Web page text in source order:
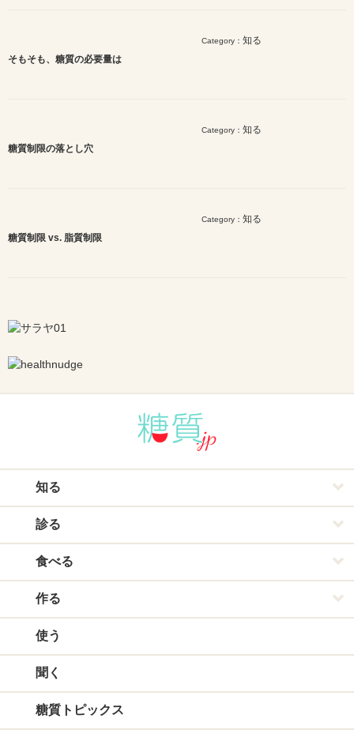
Category： 知る
そもそも、糖質の必要量は
Category： 知る
糖質制限の落とし穴
Category： 知る
糖質制限 vs. 脂質制限
知る
診る
食べる
作る
使う
聞く
糖質トピックス